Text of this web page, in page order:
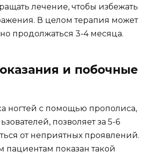
лечение, чтобы избежать
В целом терапия может
продолжаться 3-4 месяца.
и побочные
ногтей с помощью прополиса,
позволяет за 5-6
от неприятных проявлений.
пациентам показан такой